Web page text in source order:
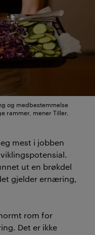
og medbestemmelse
rammer, mener Tiller.
mest i jobben
ut en brøkdel
gjelder ernæring,
rom for
Det er ikke